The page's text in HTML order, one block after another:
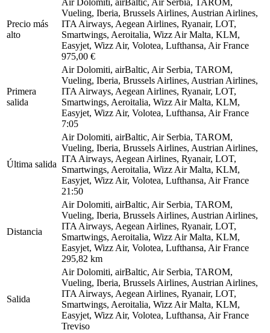
Precio más
alto
Vueling, Iberia, Brussels Airlines, Austrian Airlines,
ITA Airways, Aegean Airlines, Ryanair, LOT,
Smartwings, Aeroitalia, Wizz Air Malta, KLM,
Easyjet, Wizz Air, Volotea, Lufthansa, Air France
975,00 €
Primera
salida
Air Dolomiti, airBaltic, Air Serbia, TAROM,
Vueling, Iberia, Brussels Airlines, Austrian Airlines,
ITA Airways, Aegean Airlines, Ryanair, LOT,
Smartwings, Aeroitalia, Wizz Air Malta, KLM,
Easyjet, Wizz Air, Volotea, Lufthansa, Air France
7:05
Última salida
Air Dolomiti, airBaltic, Air Serbia, TAROM,
Vueling, Iberia, Brussels Airlines, Austrian Airlines,
ITA Airways, Aegean Airlines, Ryanair, LOT,
Smartwings, Aeroitalia, Wizz Air Malta, KLM,
Easyjet, Wizz Air, Volotea, Lufthansa, Air France
21:50
Distancia
Air Dolomiti, airBaltic, Air Serbia, TAROM,
Vueling, Iberia, Brussels Airlines, Austrian Airlines,
ITA Airways, Aegean Airlines, Ryanair, LOT,
Smartwings, Aeroitalia, Wizz Air Malta, KLM,
Easyjet, Wizz Air, Volotea, Lufthansa, Air France
295,82 km
Salida
Air Dolomiti, airBaltic, Air Serbia, TAROM,
Vueling, Iberia, Brussels Airlines, Austrian Airlines,
ITA Airways, Aegean Airlines, Ryanair, LOT,
Smartwings, Aeroitalia, Wizz Air Malta, KLM,
Easyjet, Wizz Air, Volotea, Lufthansa, Air France
Treviso